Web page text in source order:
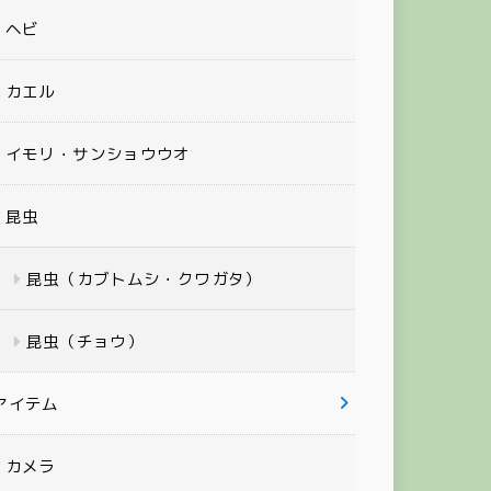
ヘビ
カエル
イモリ・サンショウウオ
昆虫
昆虫（カブトムシ・クワガタ）
昆虫（チョウ）
イテム
カメラ